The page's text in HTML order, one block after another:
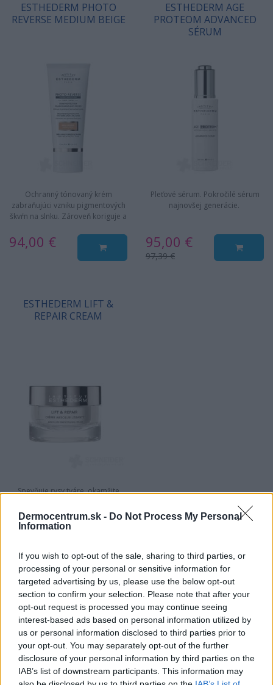
Dermocentrum.sk - Do Not Process My Personal
Information
If you wish to opt-out of the sale, sharing to third parties, or
processing of your personal or sensitive information for
targeted advertising by us, please use the below opt-out
section to confirm your selection. Please note that after your
opt-out request is processed you may continue seeing
interest-based ads based on personal information utilized by
us or personal information disclosed to third parties prior to
your opt-out. You may separately opt-out of the further
disclosure of your personal information by third parties on the
IAB’s list of downstream participants. This information may
ESTHEDERM PHOTO
REVERSE MEDIUM BEIGE
Ochranný tónovaný krém
zabraňujúci vzniku pigmentových
škvŕn na slnku. Zároveň koriguje a
94,00 €
ESTHEDERM AGE
PROTEOM ADVANCED
SÉRUM
Pleťové sérum. Pokročilé sérum
najnovšej generácie.
95,00 €
97,39 €
ESTHEDERM LIFT &
REPAIR CREAM
Spevňuje rysy tváre, okamžite
s dlhodobým účinkom a
rozjasňuje pleť. Každým dňom
NAJNOVŠIE ČLÁNKY V
NAŠOM BLOGU